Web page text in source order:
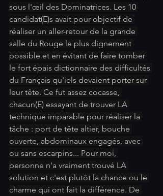
sous l'œil des Dominatrices. Les 10
candidat(E)s avait pour objectif de
réaliser un aller-retour de la grande
salle du Rouge le plus dignement
possible et en évitant de faire tomber
le fort épais dictionnaire des difficultés
du Français qu'iels devaient porter sur
leur tête. Ce fut assez cocasse,
chacun(E) essayant de trouver LA
technique imparable pour réaliser la
tâche : port de tête altier, bouche
ouverte, abdominaux engagés, avec
ou sans escarpins... Pour moi,
personne n'a vraiment trouvé LA
solution et c'est plutôt la chance ou le
charme qui ont fait la différence. De